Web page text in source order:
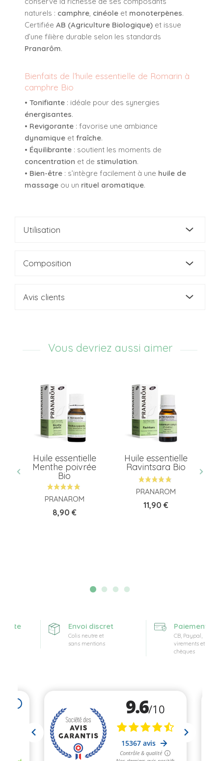
naturels : camphre, cinéole et monoterpènes.
Certifiée AB (Agriculture Biologique) et issue
d’une filière durable selon les standards
Pranarôm.
Bienfaits de l’huile essentielle de Romarin à
camphre Bio
• Tonifiante : idéale pour des synergies
énergisantes.
• Revigorante : favorise une ambiance
dynamique et fraîche.
• Équilibrante : soutient les moments de
concentration et de stimulation.
• Bien-être : s’intègre facilement à une huile de
massage ou un rituel aromatique.
Utilisation
Composition
Avis clients
Vous devriez aussi aimer
Huile essentielle
Menthe poivrée
Bio
PRANAROM
Prix
8,90 €
Huile essentielle
Ravintsara Bio
PRANAROM
Prix
11,90 €
Envoi discret
Colis neutre et
sans mentions
Paiement
CB, Paypal,
virements et
chèques